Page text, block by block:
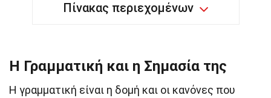
Πίνακας περιεχομένων
Η Γραμματική και η Σημασία της
Η γραμματική είναι η δομή και οι κανόνες που